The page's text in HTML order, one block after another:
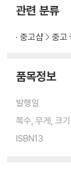
관련 분류
중고샵 중고
품목정보
발행일
쪽수, 무게, 크기
ISBN13